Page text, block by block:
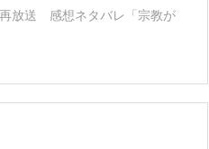
放送 感想ネタバレ「宗教が